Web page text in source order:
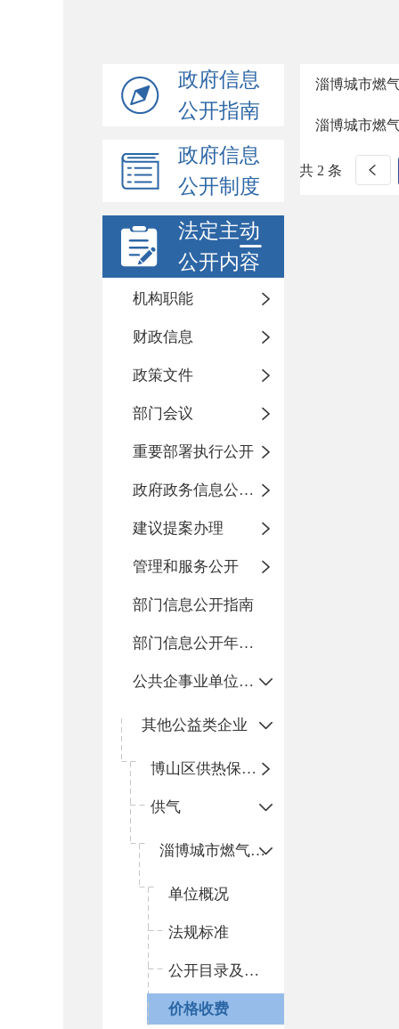
政府信息
公开指南
政府信息
公开制度
法定主动
公开内容
机构职能
财政信息
政策文件
部门会议
重要部署执行公开
政府政务信息公开目录
建议提案办理
管理和服务公开
部门信息公开指南
部门信息公开年度报告
公共企事业单位信息公开
其他公益类企业
博山区供热保障服务中心
供气
淄博城市燃气（博山）有限公司
单位概况
法规标准
公开目录及指南
价格收费
淄博城市燃
淄博城市燃
共 2 条